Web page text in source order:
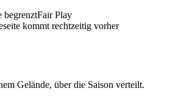
begrenztFair Play
kommt rechtzeitig vorher
Gelände, über die Saison verteilt.